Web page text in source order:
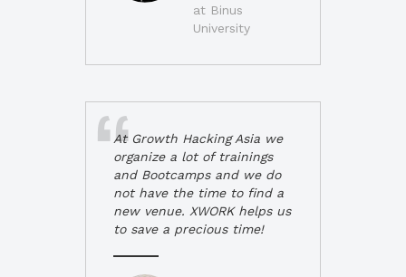
at Binus
University
At Growth Hacking Asia we
organize a lot of trainings
and Bootcamps and we do
not have the time to find a
new venue. XWORK helps us
to save a precious time!